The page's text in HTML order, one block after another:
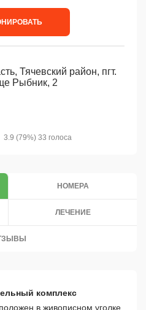
Тячевский район, пгт.
Рыбник, 2
3.9 (79%) 33 голоса
НОМЕРА
ЛЕЧЕНИЕ
комплекс
в живописном уголке